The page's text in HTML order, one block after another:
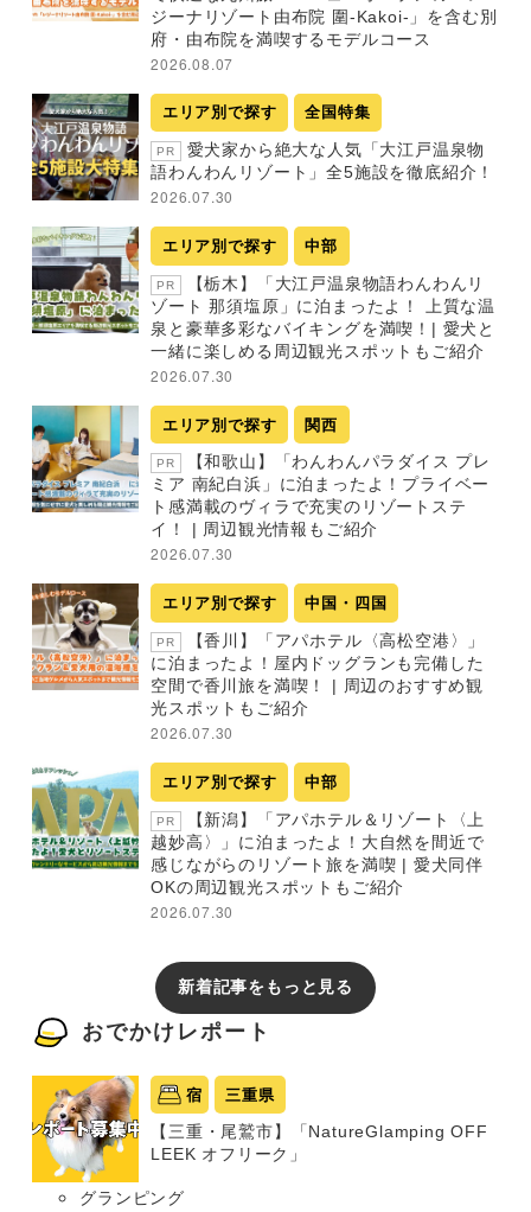
ジーナリゾート由布院 圍-Kakoi-」を含む別
府・由布院を満喫するモデルコース
2026.08.07
エリア別で探す 全国特集
PR
愛犬家から絶大な人気「大江戸温泉物
語わんわんリゾート」全5施設を徹底紹介！
2026.07.30
エリア別で探す 中部
PR
【栃木】「大江戸温泉物語わんわんリ
ゾート 那須塩原」に泊まったよ！ 上質な温
泉と豪華多彩なバイキングを満喫！| 愛犬と
一緒に楽しめる周辺観光スポットもご紹介
2026.07.30
エリア別で探す 関西
PR
【和歌山】「わんわんパラダイス プレ
ミア 南紀白浜」に泊まったよ！プライベー
ト感満載のヴィラで充実のリゾートステ
イ！ | 周辺観光情報もご紹介
2026.07.30
エリア別で探す 中国・四国
PR
【香川】「アパホテル〈高松空港〉」
に泊まったよ！屋内ドッグランも完備した
空間で香川旅を満喫！ | 周辺のおすすめ観
光スポットもご紹介
2026.07.30
エリア別で探す 中部
PR
【新潟】「アパホテル＆リゾート〈上
越妙高〉」に泊まったよ！大自然を間近で
感じながらのリゾート旅を満喫 | 愛犬同伴
OKの周辺観光スポットもご紹介
2026.07.30
新着記事をもっと見る
おでかけレポート
宿 三重県
【三重・尾鷲市】「NatureGlamping OFF
LEEK オフリーク」
グランピング